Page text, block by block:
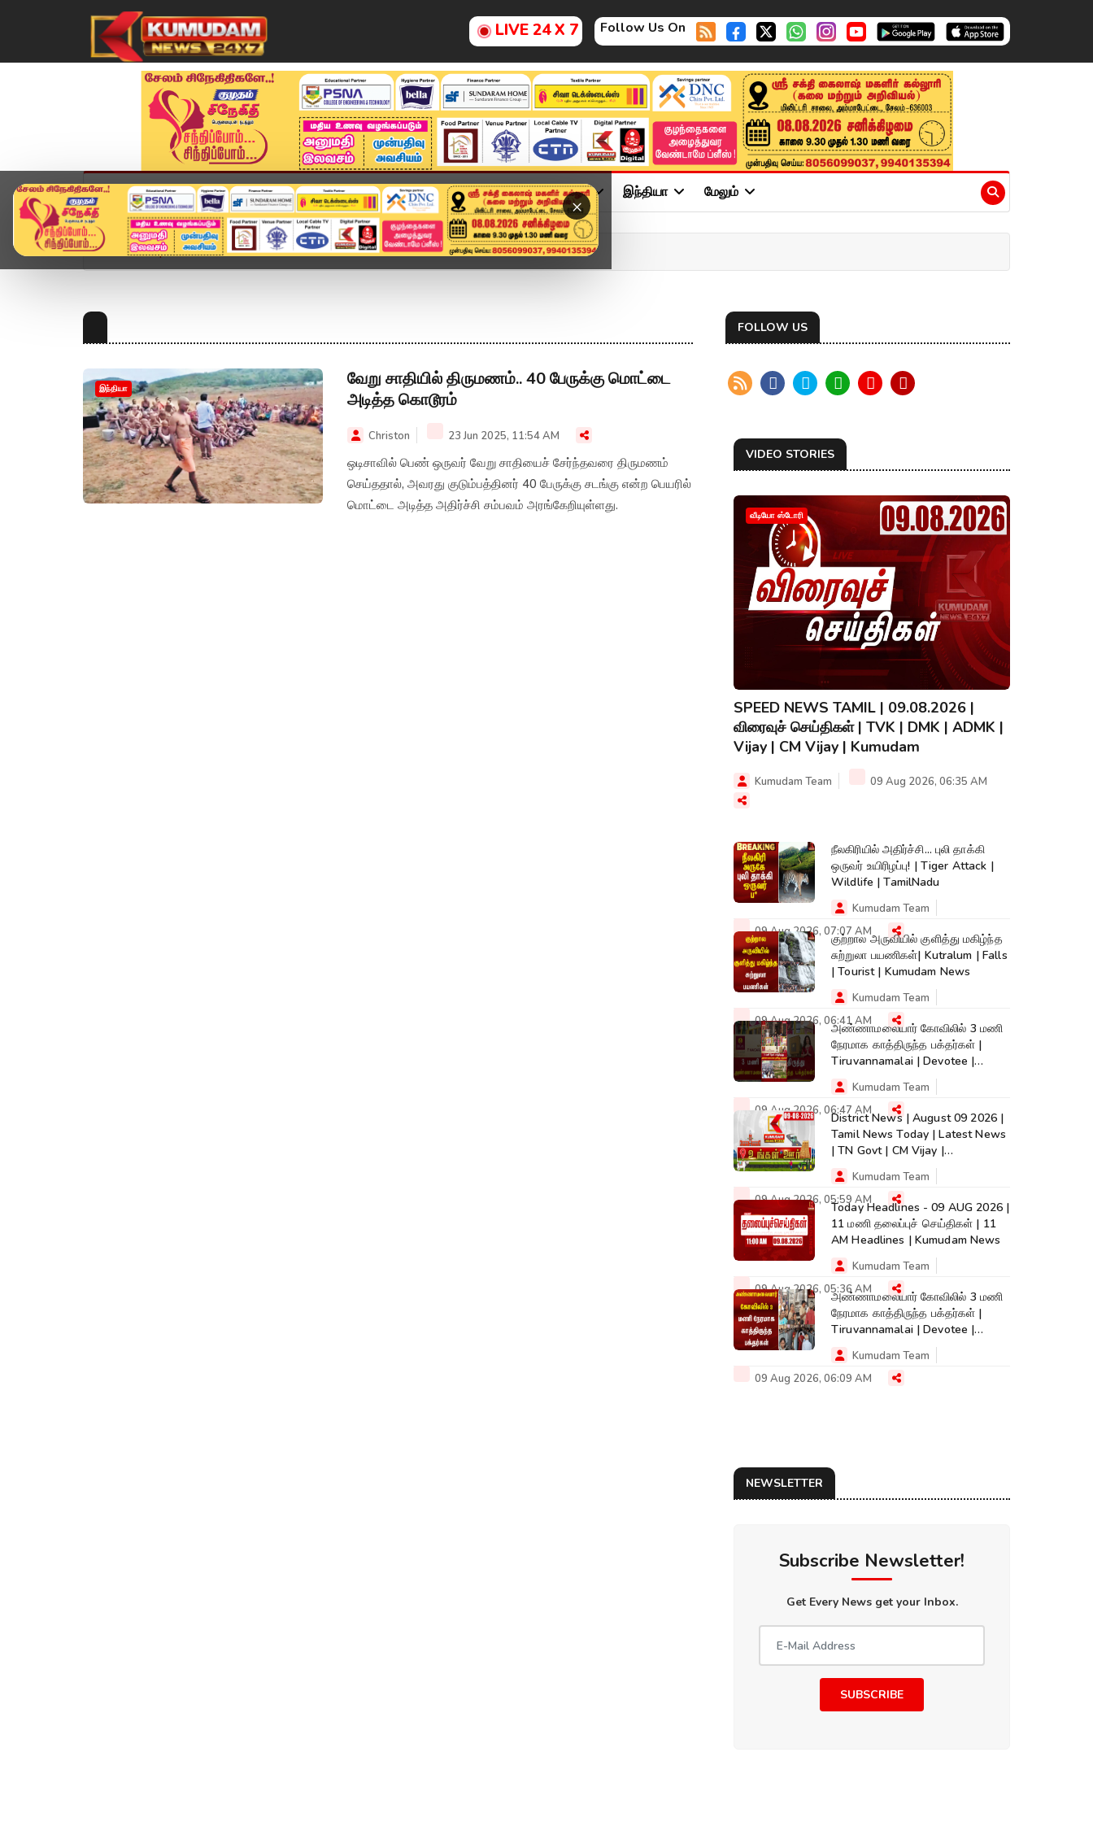
LIVE 24 X 7 Follow Us On
×
முகப்பு விளையாட்டு அண்மை தமிழ்நாடு சினிமா அரசியல் விளையாட்டு இந்தியா மேலும்
Home Topics
இந்தியா
வேறு சாதியில் திருமணம்.. 40 பேருக்கு மொட்டை
அடித்த கொடூரம்
Christon 23 Jun 2025, 11:54 AM
ஒடிசாவில் பெண் ஒருவர் வேறு சாதியைச் சேர்ந்தவரை திருமணம்
செய்ததால், அவரது குடும்பத்தினர் 40 பேருக்கு சடங்கு என்ற பெயரில்
மொட்டை அடித்த அதிர்ச்சி சம்பவம் அரங்கேறியுள்ளது.
FOLLOW US
VIDEO STORIES
வீடியோ ஸ்டோரி
SPEED NEWS TAMIL | 09.08.2026 |
விரைவுச் செய்திகள் | TVK | DMK | ADMK |
Vijay | CM Vijay | Kumudam
Kumudam Team 09 Aug 2026, 06:35 AM
நீலகிரியில் அதிர்ச்சி... புலி தாக்கி
ஒருவர் உயிரிழப்பு! | Tiger Attack |
Wildlife | TamilNadu
Kumudam Team
09 Aug 2026, 07:07 AMகுற்றால அருவியில் குளித்து மகிழ்ந்த
சுற்றுலா பயணிகள்| Kutralum | Falls
| Tourist | Kumudam News
Kumudam Team
09 Aug 2026, 06:41 AMஅண்ணாமலையார் கோவிலில் 3 மணி
நேரமாக காத்திருந்த பக்தர்கள் |
Tiruvannamalai | Devotee |
Kumudam News
Kumudam Team
09 Aug 2026, 06:47 AMDistrict News | August 09 2026 |
Tamil News Today | Latest News
| TN Govt | CM Vijay |
TVK|Tamilnadu
Kumudam Team
09 Aug 2026, 05:59 AMToday Headlines - 09 AUG 2026 |
11 மணி தலைப்புச் செய்திகள் | 11
AM Headlines | Kumudam News
Kumudam Team
09 Aug 2026, 05:36 AMஅண்ணாமலையார் கோவிலில் 3 மணி
நேரமாக காத்திருந்த பக்தர்கள் |
Tiruvannamalai | Devotee |
Kumudam News
Kumudam Team
09 Aug 2026, 06:09 AM
NEWSLETTER
Subscribe Newsletter!
Get Every News get your Inbox.
SUBSCRIBE